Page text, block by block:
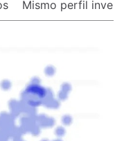
Mismo perfil